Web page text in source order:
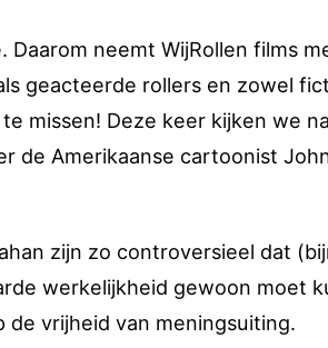
neemt WijRollen films
geacteerde rollers en zowel
missen! Deze keer kijken we
de Amerikaanse cartoonist
zijn zo controversieel dat
werkelijkheid gewoon moet
vrijheid van meningsuiting.